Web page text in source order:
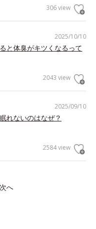
306 view
2025/10/10
と体臭がキツくなるって
2043 view
2025/09/10
れないのはなぜ？
2584 view
次へ